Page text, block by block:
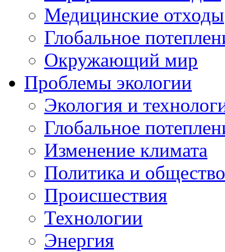
Медицинские отходы
Глобальное
Окружающий мир
Проблемы экологии
Экология и
Глобальное
Изменение климата
Политика и общество
Происшествия
Технологии
Энергия